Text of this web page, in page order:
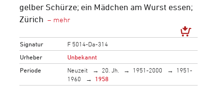
gelber Schürze; ein Mädchen am Wurst essen;
Zürich
Signatur
F 5014-Da-314
Urheber
Unbekannt
Periode
Neuzeit 20. Jh. 1951-2000
1951-
1960
1958